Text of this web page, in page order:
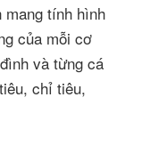
mang tính hình
của mỗi cơ
và từng cá
chỉ tiêu,